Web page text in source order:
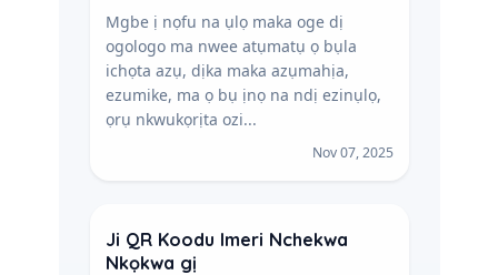
Mgbe ị nọfu na ụlọ maka oge dị
ogologo ma nwee atụmatụ ọ bụla
ichọta azụ, dịka maka azụmahịa,
ezumike, ma ọ bụ ịnọ na ndị ezinụlọ,
ọrụ nkwukọrịta ozi...
Nov 07, 2025
Ji QR Koodu Imeri Nchekwa
Nkọkwa gị